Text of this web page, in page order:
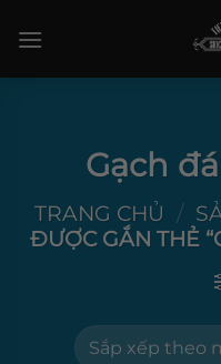
qua
Gạch
TRANG CHỦ /
ĐƯỢC GẮN THẺ